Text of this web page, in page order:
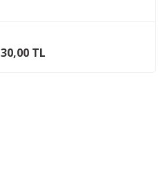
30,00 TL